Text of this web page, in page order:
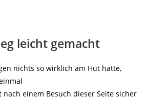
leicht gemacht
nichts so wirklich am Hut hatte,
einem Besuch dieser Seite sicher